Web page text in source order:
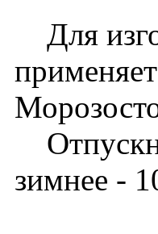
Для
зимнее -